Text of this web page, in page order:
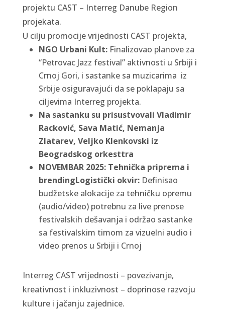
projektu CAST – Interreg Danube Region
projekata.
U cilju promocije vrijednosti CAST projekta,
NGO Urbani Kult:Finalizovao planove za
“Petrovac Jazz festival” aktivnosti u Srbiji i
Crnoj Gori, i sastanke sa muzicarima iz
Srbije osiguravajući da se poklapaju sa
ciljevima Interreg projekta.
Na sastanku su prisustvovali Vladimir
Racković, Sava Matić, Nemanja
Zlatarev, Veljko Klenkovski iz
Beogradskog orkesttra
NOVEMBAR 2025: Tehnička priprema i
brendingLogistički okvir:Definisao
budžetske alokacije za tehničku opremu
(audio/video) potrebnu za live prenose
festivalskih dešavanja i održao sastanke
sa festivalskim timom za vizuelni audio i
video prenos u Srbiji i Crnoj
Interreg CAST vrijednosti – povezivanje,
kreativnost i inkluzivnost – doprinose razvoju
kulture i jačanju zajednice.